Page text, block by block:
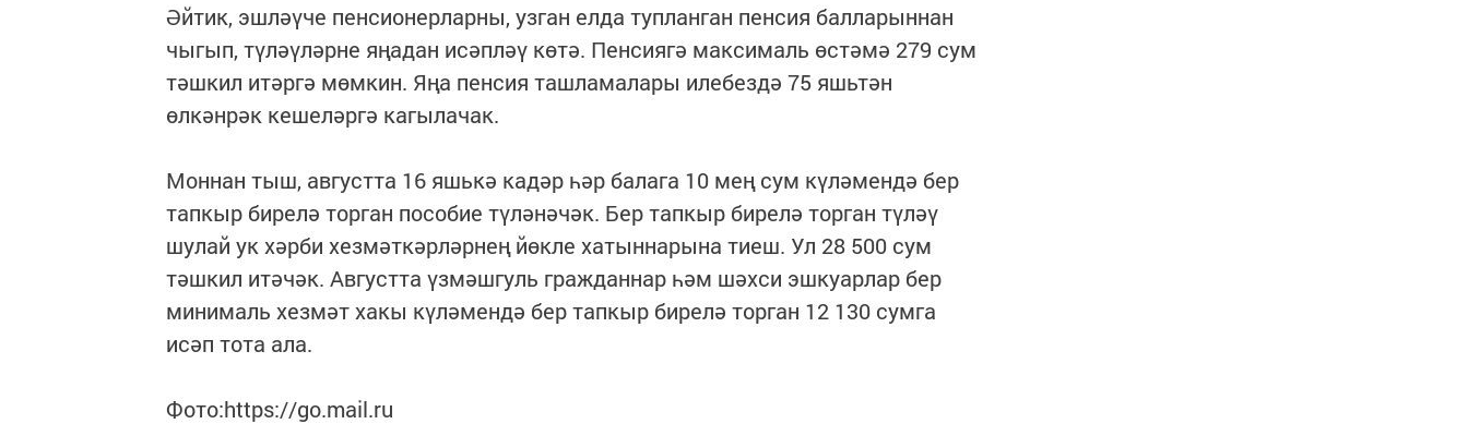
Әйтик, эшләүче пенсионерларны, узган елда тупланган пенсия балларыннан
чыгып, түләүләрне яңадан исәпләү көтә. Пенсиягә максималь өстәмә 279 сум
тәшкил итәргә мөмкин. Яңа пенсия ташламалары илебездә 75 яшьтән
өлкәнрәк кешеләргә кагылачак.
Моннан тыш, августта 16 яшькә кадәр һәр балага 10 мең сум күләмендә бер
тапкыр бирелә торган пособие түләнәчәк. Бер тапкыр бирелә торган түләү
шулай ук хәрби хезмәткәрләрнең йөкле хатыннарына тиеш. Ул 28 500 сум
тәшкил итәчәк. Августта үзмәшгуль гражданнар һәм шәхси эшкуарлар бер
минималь хезмәт хакы күләмендә бер тапкыр бирелә торган 12 130 сумга
исәп тота ала.
Фото:https://go.mail.ru